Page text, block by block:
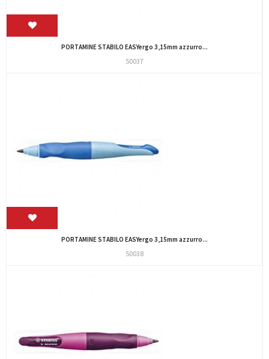
PORTAMINE STABILO EASYergo 3,15mm azzurro...
50037
PORTAMINE STABILO EASYergo 3,15mm azzurro...
50038